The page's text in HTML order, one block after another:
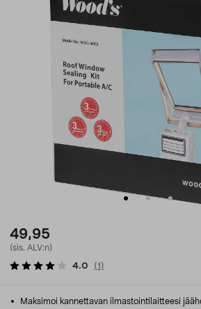
49,95
(sis. ALV:n)
4.0 (1 )
Maksimoi kannettavan ilmastointilaitteesi